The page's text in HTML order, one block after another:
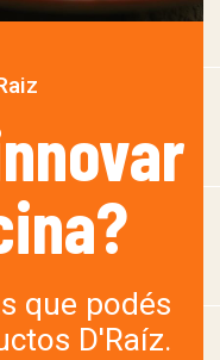
que podés
D'Raíz.